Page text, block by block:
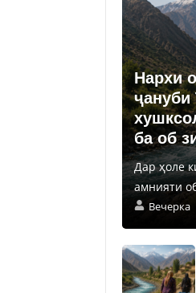
Нархи
ҷануби
ба об
Дар ҳоле
амнияти
Вечерка